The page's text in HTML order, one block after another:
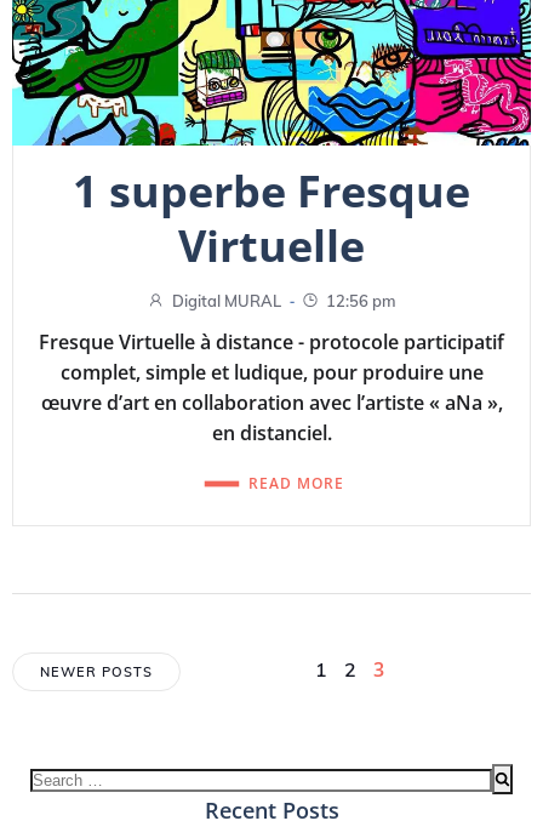
1 superbe Fresque
Virtuelle
Digital MURAL - 12:56 pm
Fresque Virtuelle à distance - protocole participatif
complet, simple et ludique, pour produire une
œuvre d’art en collaboration avec l’artiste « aNa »,
en distanciel.
READ MORE
Posts
NEWER POSTS
PostsPage
1 Page
2 Page
3
Search
Recent Posts